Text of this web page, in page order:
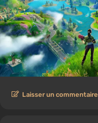
Laisser un commentaire